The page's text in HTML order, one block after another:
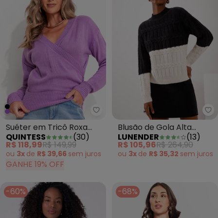
Quintess - Suéter em Tricô
Suéter em Tricô Roxa
Transpassada
QUINTESS (30)
R$ 118,99R$ 149,99
ou 3x de R$ 39,66 sem juros
GANHE 19% OFF
Blusão de Gola Alta
Bicolor em Tricô Preto
LUNENDER (13)
R$ 105,96R$ 264,90
ou 3x de R$ 35,32 sem juros
-60% -68%